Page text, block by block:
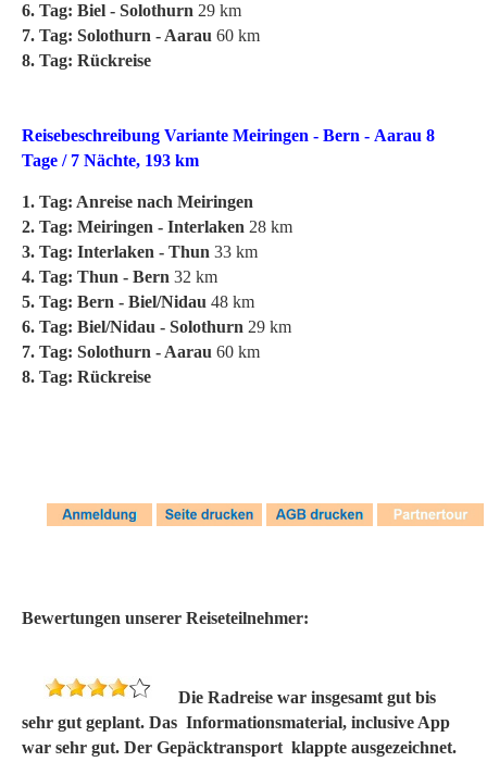
6. Tag: Biel - Solothurn 29 km
7. Tag: Solothurn - Aarau 60 km
8. Tag: Rückreise
Reisebeschreibung Variante Meiringen - Bern - Aarau 8
Tage / 7 Nächte, 193 km
1. Tag: Anreise nach Meiringen
2. Tag: Meiringen - Interlaken 28 km
3. Tag: Interlaken - Thun 33 km
4. Tag: Thun - Bern 32 km
5. Tag: Bern - Biel/Nidau 48 km
6. Tag: Biel/Nidau - Solothurn 29 km
7. Tag: Solothurn - Aarau 60 km
8. Tag: Rückreise
Bewertungen unserer Reiseteilnehmer:
Die Radreise war insgesamt gut bis
sehr gut geplant. Das Informationsmaterial, inclusive App
war sehr gut. Der Gepäcktransport klappte ausgezeichnet.